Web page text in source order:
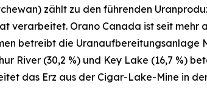
zählt zu den führenden
verarbeitet. Orano Canada ist seit
betreibt die Uranaufbereitungsanlage
River (30,2 %) und Key Lake (16,7 %)
das Erz aus der Cigar-Lake-Mine in